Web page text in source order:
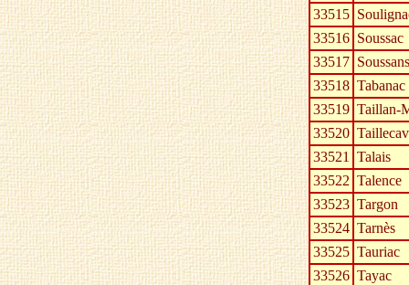
33515
33516 Soussac
33517 Soussans
33518 Tabanac
33519 Taillan-
33520
33521 Talais
33522 Talence
33523 Targon
33524 Tarnès
33525 Tauriac
33526 Tayac